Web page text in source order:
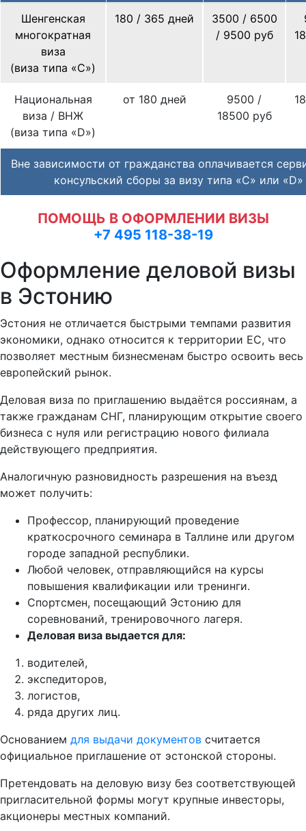
Шенгенская
многократная
виза
(виза типа «С»)
180 / 365 дней
3500 / 6500
/ 9500 руб
Национальная
виза / ВНЖ
(виза типа «D»)
от 180 дней
9500 /
18500 руб
Вне зависимости от гражданства оплачивается
консульский сборы за визу типа «C» или «D»
ПОМОЩЬ В ОФОРМЛЕНИИ ВИЗЫ
+7 495 118-38-19
Оформление деловой визы
в Эстонию
Эстония не отличается быстрыми темпами развития
экономики, однако относится к территории ЕС, что
позволяет местным бизнесменам быстро освоить весь
европейский рынок.
Деловая виза по приглашению выдаётся россиянам, а
также гражданам СНГ, планирующим открытие своего
бизнеса с нуля или регистрацию нового филиала
действующего предприятия.
Аналогичную разновидность разрешения на въезд
может получить:
Профессор, планирующий проведение
краткосрочного семинара в Таллине или другом
городе западной республики.
Любой человек, отправляющийся на курсы
повышения квалификации или тренинги.
Спортсмен, посещающий Эстонию для
соревнований, тренировочного лагеря.
Деловая виза выдается для:
водителей,
экспедиторов,
логистов,
ряда других лиц.
Основанием для выдачи документов считается
официальное приглашение от эстонской стороны.
Претендовать на деловую визу без соответствующей
пригласительной формы могут крупные инвесторы,
акционеры местных компаний.